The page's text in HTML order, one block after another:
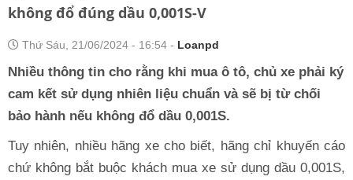
không đổ đúng dầu 0,001S-V
Thứ Sáu, 21/06/2024 - 16:54 - Loanpd
Nhiều thông tin cho rằng khi mua ô tô, chủ xe phải ký
cam kết sử dụng nhiên liệu chuẩn và sẽ bị từ chối
bảo hành nếu không đổ dầu 0,001S.
Tuy nhiên, nhiều hãng xe cho biết, hãng chỉ khuyến cáo
chứ không bắt buộc khách mua xe sử dụng dầu 0,001S,